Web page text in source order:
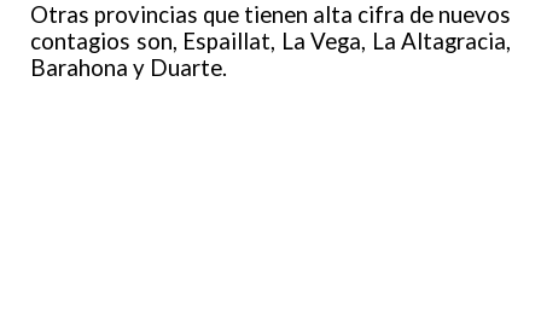
Otras provincias que tienen alta cifra de nuevos
contagios son, Espaillat, La Vega, La Altagracia,
Barahona y Duarte.